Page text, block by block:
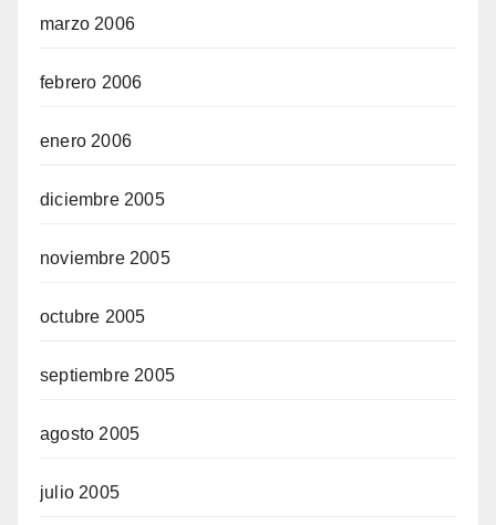
marzo 2006
febrero 2006
enero 2006
diciembre 2005
noviembre 2005
octubre 2005
septiembre 2005
agosto 2005
julio 2005